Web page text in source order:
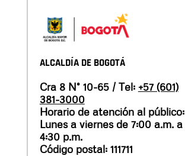
ALCALDÍA DE BOGOTÁ
Cra 8 N° 10-65 / Tel: +57 (601)
381-3000
Horario de atención al público:
Lunes a viernes de 7:00 a.m. a
4:30 p.m.
Código postal: 111711